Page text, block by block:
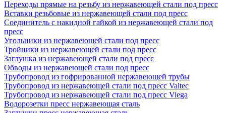
Переходы прямые на резьбу из нержавеющей стали под пресс
Вставки резьбовые из нержавеющей стали под пресс
Соединитель с накидной гайкой из нержавеющей стали под
пресс
Угольники из нержавеющей стали под пресс
Тройники из нержавеющей стали под пресс
Заглушка из нержавеющей стали под пресс
Обводы из нержавеющей стали под пресс
Трубопровод из гофрированной нержавеющей трубы
Трубопровод из нержавеющей стали под пресс Valtec
Трубопровод из нержавеющей стали под пресс Viega
Водорозетки пресс нержавеющая сталь